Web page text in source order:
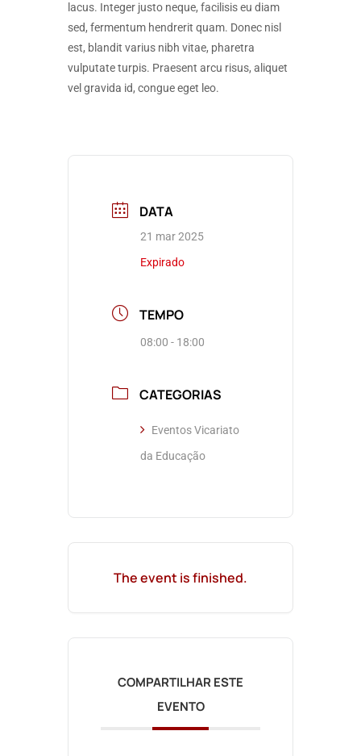
lacus. Integer justo neque, facilisis eu diam
sed, fermentum hendrerit quam. Donec nisl
est, blandit varius nibh vitae, pharetra
vulputate turpis. Praesent arcu risus, aliquet
vel gravida id, congue eget leo.
DATA
21 mar 2025
Expirado
TEMPO
08:00 - 18:00
CATEGORIAS
Eventos Vicariato
da Educação
The event is finished.
COMPARTILHAR ESTE
EVENTO